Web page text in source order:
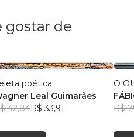
gostar de
poética
Leal Guimarães
42,84R$ 33,91
O
R$